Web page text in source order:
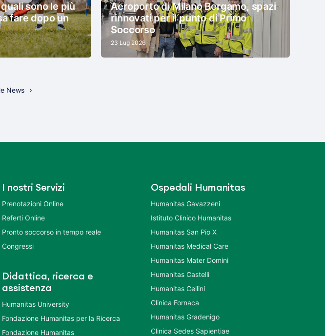
sono le più
fare dopo un
Aeroporto di Milano Bergamo, spazi
rinnovati per il punto di Primo
Soccorso
23 Lug 2026
News
I nostri Servizi
Prenotazioni Online
Referti Online
Pronto soccorso in tempo reale
Congressi
Didattica, ricerca e
assistenza
Humanitas University
Fondazione Humanitas per la Ricerca
Fondazione Humanitas
Ospedali Humanitas
Humanitas Gavazzeni
Istituto Clinico Humanitas
Humanitas San Pio X
Humanitas Medical Care
Humanitas Mater Domini
Humanitas Castelli
Humanitas Cellini
Clinica Fornaca
Humanitas Gradenigo
Clinica Sedes Sapientiae